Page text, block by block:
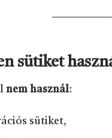
sütiket
nem használ:
sütiket,